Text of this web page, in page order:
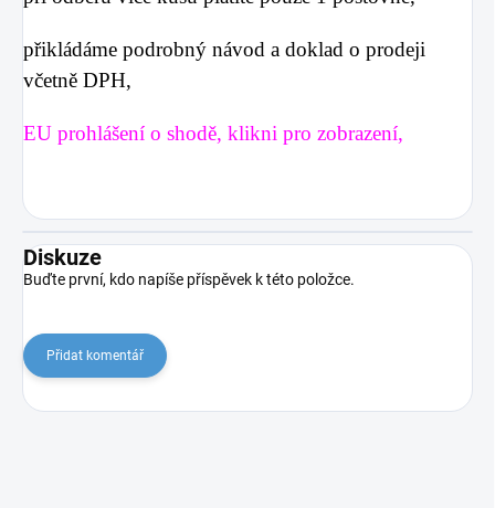
přikládáme podrobný návod a doklad o prodeji
včetně DPH,
EU prohlášení o shodě, klikni pro zobrazení,
Diskuze
Buďte první, kdo napíše příspěvek k této položce.
Přidat komentář